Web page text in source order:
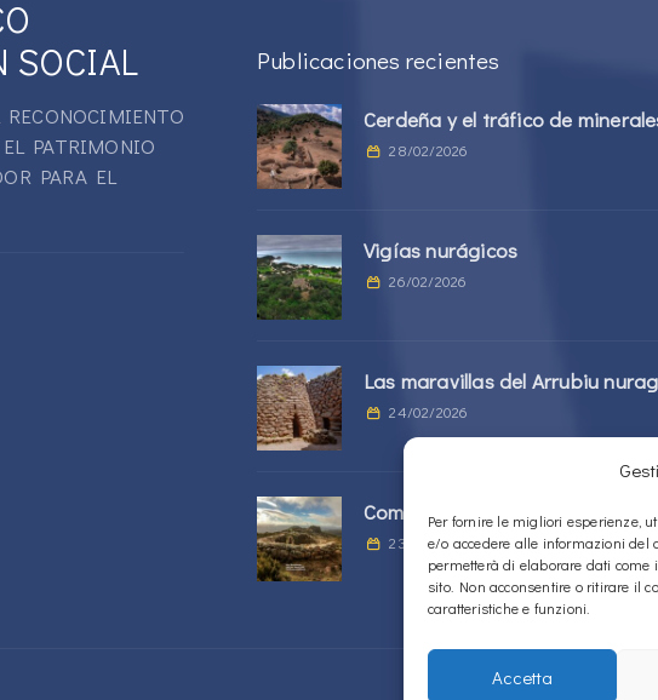
Per fornire le migliori esperienze,
e/o accedere alle informazioni del
permetterà di elaborare dati
sito. Non acconsentire o ritirare il
caratteristiche e funzioni.
Accetta
SOCIAL
PATRIMONIO
PARA EL
Publicaciones recientes
Cerdeña y el tráfico de
28/02/2026
Vigías nurágicos
26/02/2026
Las maravillas del Arrubiu
24/02/2026
Complejo Sos Nurattolos
23/02/2026